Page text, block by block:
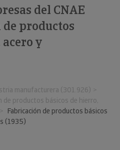
del CNAE
productos
y
manufacturera (301.926)
de productos básicos de hierro,
Fabricación de productos básicos
(1935)